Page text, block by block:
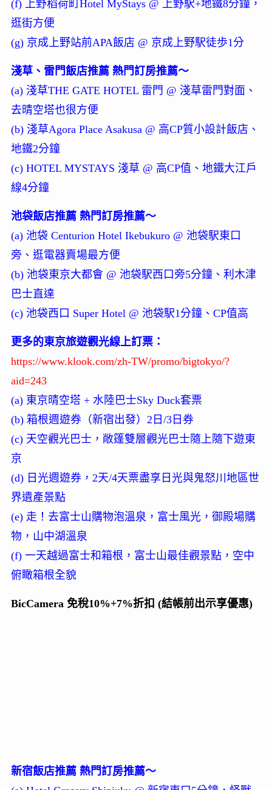
(f) 上野稻荷町Hotel MyStays @ 上野駅+地鐵8分鐘，
逛街方便
(g) 京成上野站前APA飯店 @ 京成上野駅徒歩1分
淺草、雷門飯店推薦 熱門訂房推薦～
(a) 淺草THE GATE HOTEL 雷門 @ 淺草雷門對面、
去晴空塔也很方便
(b) 淺草Agora Place Asakusa @ 高CP質小設計飯店、
地鐵2分鐘
(c) HOTEL MYSTAYS 淺草 @ 高CP值、地鐵大江戶
線4分鐘
池袋飯店推薦 熱門訂房推薦～
(a) 池袋 Centurion Hotel Ikebukuro @ 池袋駅東口
旁、逛電器賣場最方便
(b) 池袋東京大都會 @ 池袋駅西口旁5分鐘、利木津
巴士直達
(c) 池袋西口 Super Hotel @ 池袋駅1分鐘、CP值高
更多的東京旅遊觀光線上訂票：
https://www.klook.com/zh-TW/promo/bigtokyo/?
aid=243
(a) 東京晴空塔 + 水陸巴士Sky Duck套票
(b) 箱根週遊券（新宿出發）2日/3日券
(c) 天空觀光巴士，敞篷雙層觀光巴士隨上隨下遊東
京
(d) 日光週遊券，2天/4天票盡享日光與鬼怒川地區世
界遺產景點
(e) 走！去富士山購物泡溫泉，富士風光，御殿場購
物，山中湖溫泉
(f) 一天越過富士和箱根，富士山最佳觀景點，空中
俯瞰箱根全貌
BicCamera 免稅10%+7%折扣 (結帳前出示享優惠)
新宿飯店推薦 熱門訂房推薦～